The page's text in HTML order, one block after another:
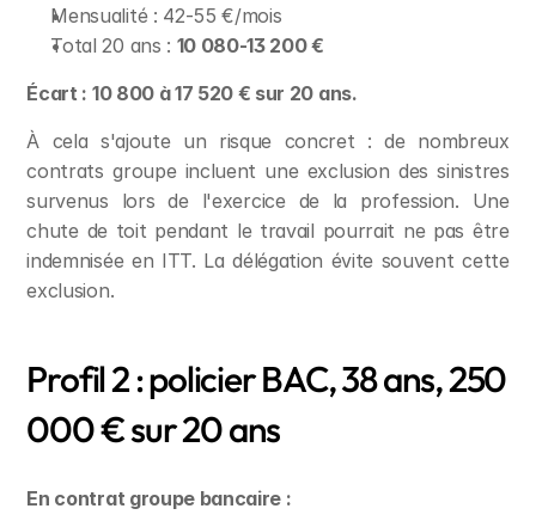
Mensualité : 42-55 €/mois
Total 20 ans : 10 080-13 200 €
Écart : 10 800 à 17 520 € sur 20 ans.
À cela s'ajoute un risque concret : de nombreux
contrats groupe incluent une exclusion des sinistres
survenus lors de l'exercice de la profession. Une
chute de toit pendant le travail pourrait ne pas être
indemnisée en ITT. La délégation évite souvent cette
exclusion.
Profil 2 : policier BAC, 38 ans, 250
000 € sur 20 ans
En contrat groupe bancaire :